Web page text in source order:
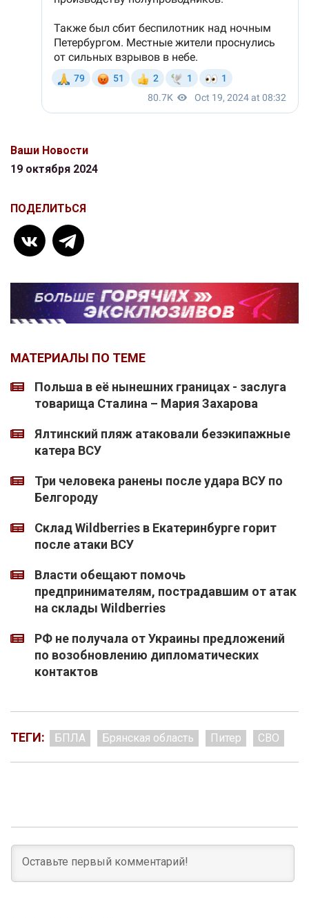
Ваши Новости
19 октября 2024
ПОДЕЛИТЬСЯ
МАТЕРИАЛЫ ПО ТЕМЕ
Польша в её нынешних границах - заслуга
товарища Сталина – Мария Захарова
Ялтинский пляж атаковали безэкипажные
катера ВСУ
Три человека ранены после удара ВСУ по
Белгороду
Склад Wildberries в Екатеринбурге горит
после атаки ВСУ
Власти обещают помочь
предпринимателям, пострадавшим от атак
на склады Wildberries
РФ не получала от Украины предложений
по возобновлению дипломатических
контактов
ТЕГИ: БПЛА Брянская область Питер СВО